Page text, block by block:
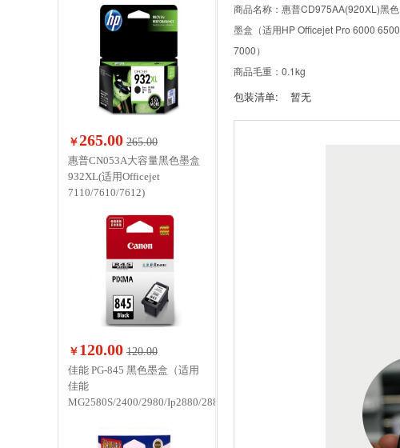
￥265.00 265.00
惠普CN053A大容量黑色墨盒
932XL(适用Officejet
7110/7610/7612)
￥ 120.00 120.00
佳能 PG-845 黑色墨盒（适用
佳能
MG2580S/2400/2980/Ip2880/2880S/MX498）
商品名称：惠普CD975AA(920XL)黑色
墨盒（适用HP Officejet Pro 6000 6500
7000）
商品毛重：0.1kg
包装清单: 暂无